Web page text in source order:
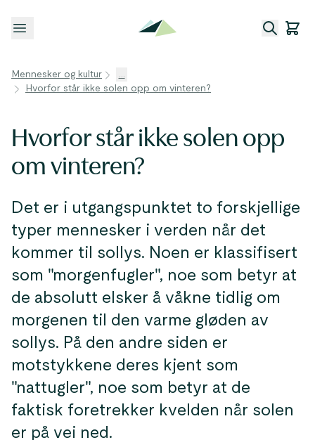
Åpne meny
Mennesker og kultur
...
Hvorfor står ikke solen opp om vinteren?
Hvorfor står ikke solen opp
om vinteren?
Det er i utgangspunktet to forskjellige
typer mennesker i verden når det
kommer til sollys. Noen er klassifisert
som "morgenfugler", noe som betyr at
de absolutt elsker å våkne tidlig om
morgenen til den varme gløden av
sollys. På den andre siden er
motstykkene deres kjent som
"nattugler", noe som betyr at de
faktisk foretrekker kvelden når solen
er på vei ned.